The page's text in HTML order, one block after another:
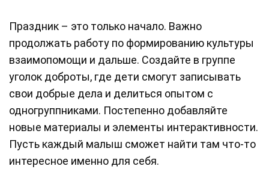
Праздник – это только начало. Важно
продолжать работу по формированию культуры
взаимопомощи и дальше. Создайте в группе
уголок доброты, где дети смогут записывать
свои добрые дела и делиться опытом с
одногруппниками. Постепенно добавляйте
новые материалы и элементы интерактивности.
Пусть каждый малыш сможет найти там что-то
интересное именно для себя.